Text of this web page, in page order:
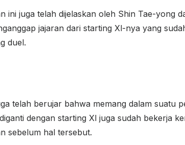
ini juga telah dijelaskan oleh Shin Tae-yong
jajaran dari starting Xl-nya yang
duel.
telah berujar bahwa memang dalam suatu
dengan starting Xl juga sudah bekerja
sebelum hal tersebut.